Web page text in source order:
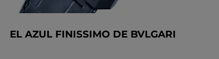
EL AZUL FINISSIMO DE BVLGARI